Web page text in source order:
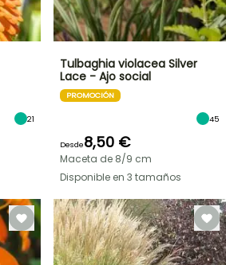
21
Tulbaghia violacea Silver
Lace - Ajo social
PROMOCIÓN
45
Desde8,50 €
Maceta de 8/9 cm
Disponible en 3 tamaños